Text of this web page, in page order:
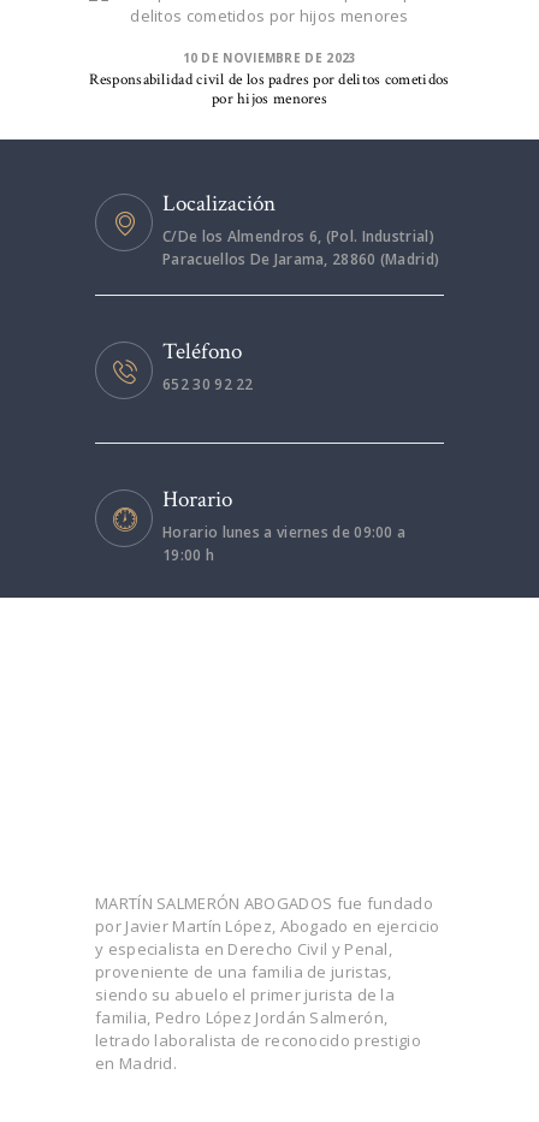
10 DE NOVIEMBRE DE 2023
Responsabilidad civil de los padres por delitos cometidos
por hijos menores
Localización
C/De los Almendros 6, (Pol. Industrial)
Paracuellos De Jarama, 28860 (Madrid)
Teléfono
652 30 92 22
Horario
Horario lunes a viernes de 09:00 a
19:00 h
MARTÍN SALMERÓN ABOGADOS fue fundado
por Javier Martín López, Abogado en ejercicio
y especialista en Derecho Civil y Penal,
proveniente de una familia de juristas,
siendo su abuelo el primer jurista de la
familia, Pedro López Jordán Salmerón,
letrado laboralista de reconocido prestigio
en Madrid.